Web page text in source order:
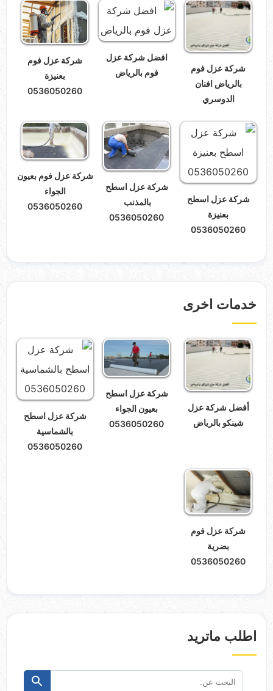
شركة عزل فوم
بالرياض افنان
الدوسري
افضل شركة عزل
فوم بالرياض
شركة عزل فوم
بعنيزة
0536050260
شركة عزل اسطح
بعنيزة
0536050260
شركة عزل اسطح
بالمذنب
0536050260
شركة عزل فوم بعيون
الجواء
0536050260
خدمات اخرى
أفضل شركة عزل
شينكو بالرياض
شركة عزل اسطح
بعيون الجواء
0536050260
شركة عزل اسطح
بالشماسية
0536050260
شركة عزل فوم
بضرية
0536050260
اطلب ماتريد
البحث